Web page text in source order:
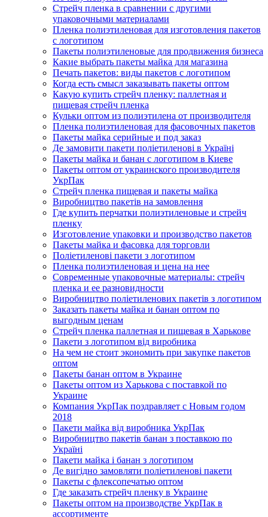
Стрейч пленка в сравнении с другими
упаковочными материалами
Пленка полиэтиленовая для изготовления пакетов
с логотипом
Пакеты полиэтиленовые для продвижения бизнеса
Какие выбрать пакеты майка для магазина
Печать пакетов: виды пакетов с логотипом
Когда есть смысл заказывать пакеты оптом
Какую купить стрейч пленку: паллетная и
пищевая стрейч пленка
Кульки оптом из полиэтилена от производителя
Пленка полиэтиленовая для фасовочных пакетов
Пакеты майка серийные и под заказ
Де замовити пакети поліетиленові в Україні
Пакеты майка и банан с логотипом в Киеве
Пакеты оптом от украинского производителя
УкрПак
Стрейч пленка пищевая и пакеты майка
Виробництво пакетів на замовлення
Где купить перчатки полиэтиленовые и стрейч
пленку
Изготовление упаковки и производство пакетов
Пакеты майка и фасовка для торговли
Поліетиленові пакети з логотипом
Пленка полиэтиленовая и цена на нее
Современные упаковочные материалы: стрейч
пленка и ее разновидности
Виробництво поліетиленових пакетів з логотипом
Заказать пакеты майка и банан оптом по
выгодным ценам
Стрейч пленка паллетная и пищевая в Харькове
Пакети з логотипом від виробника
На чем не стоит экономить при закупке пакетов
оптом
Пакеты банан оптом в Украине
Пакеты оптом из Харькова с поставкой по
Украине
Компания УкрПак поздравляет с Новым годом
2018
Пакети майка від виробника УкрПак
Виробництво пакетів банан з поставкою по
Україні
Пакети майка і банан з логотипом
Де вигідно замовляти поліетиленові пакети
Пакеты с флексопечатью оптом
Где заказать стрейч пленку в Украине
Пакеты оптом на производстве УкрПак в
ассортименте